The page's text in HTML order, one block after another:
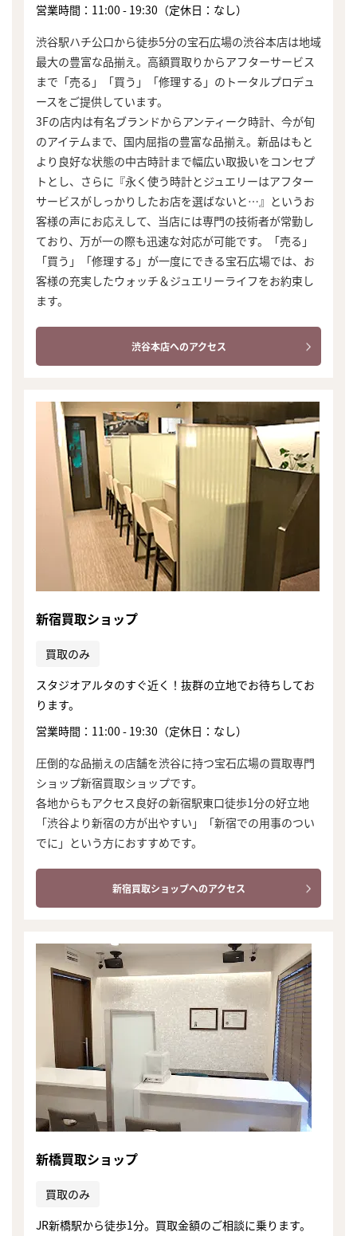
営業時間：11:00 - 19:30（定休日：なし）
渋谷駅ハチ公口から徒歩5分の宝石広場の渋谷本店は地域
最大の豊富な品揃え。高額買取りからアフターサービス
まで「売る」「買う」「修理する」のトータルプロデュ
ースをご提供しています。
3Fの店内は有名ブランドからアンティーク時計、今が旬
のアイテムまで、国内屈指の豊富な品揃え。新品はもと
より良好な状態の中古時計まで幅広い取扱いをコンセプ
トとし、さらに『永く使う時計とジュエリーはアフター
サービスがしっかりしたお店を選ばないと…』というお
客様の声にお応えして、当店には専門の技術者が常勤し
ており、万が一の際も迅速な対応が可能です。「売る」
「買う」「修理する」が一度にできる宝石広場では、お
客様の充実したウォッチ＆ジュエリーライフをお約束し
ます。
渋谷本店へのアクセス
新宿買取ショップ
買取のみ
スタジオアルタのすぐ近く！抜群の立地でお待ちしてお
ります。
営業時間：11:00 - 19:30（定休日：なし）
圧倒的な品揃えの店舗を渋谷に持つ宝石広場の買取専門
ショップ新宿買取ショップです。
各地からもアクセス良好の新宿駅東口徒歩1分の好立地
「渋谷より新宿の方が出やすい」「新宿での用事のつい
でに」という方におすすめです。
新宿買取ショップへのアクセス
新橋買取ショップ
買取のみ
JR新橋駅から徒歩1分。買取金額のご相談に乗ります。